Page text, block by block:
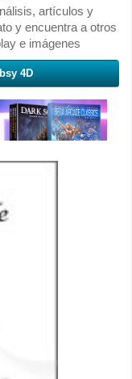
artículos y
y encuentra a otros
e imágenes
4D